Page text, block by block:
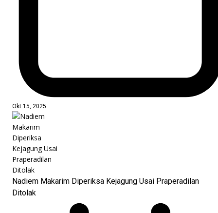
Okt 15, 2025
Nadiem Makarim Diperiksa Kejagung Usai Praperadilan
Ditolak